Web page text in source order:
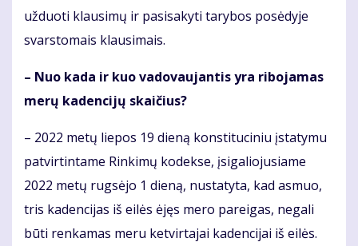
užduoti klausimų ir pasisakyti tarybos posėdyje
svarstomais klausimais.
– Nuo kada ir kuo vadovaujantis yra ribojamas
merų kadencijų skaičius?
– 2022 metų liepos 19 dieną konstituciniu įstatymu
patvirtintame Rinkimų kodekse, įsigaliojusiame
2022 metų rugsėjo 1 dieną, nustatyta, kad asmuo,
tris kadencijas iš eilės ėjęs mero pareigas, negali
būti renkamas meru ketvirtajai kadencijai iš eilės.